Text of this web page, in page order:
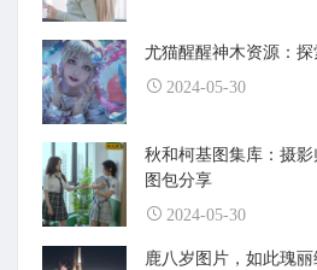
尤猫醒醒神木资源：
2024-05-30
秋和柯基图集库：摄
图包分享
2024-05-30
鹿八岁图片，如此瑰